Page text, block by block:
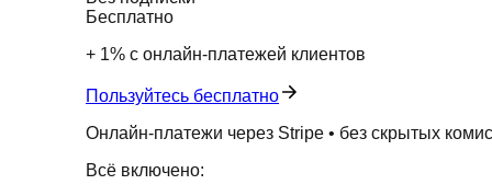
Бесплатно
+ 1% с онлайн-платежей клиентов
Пользуйтесь бесплатно
Онлайн-платежи через Stripe • без скрытых
Всё включено: